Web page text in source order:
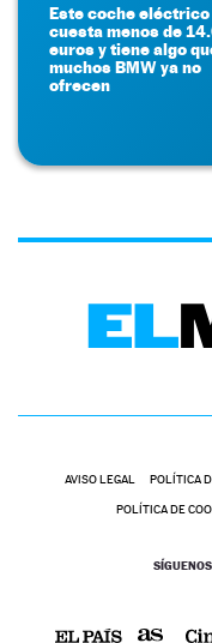
Este coche eléctrico
cuesta menos de
euros y tiene algo
muchos BMW ya no
ofrecen
AVISO LEGAL POLÍTICA
POLÍTICA DE